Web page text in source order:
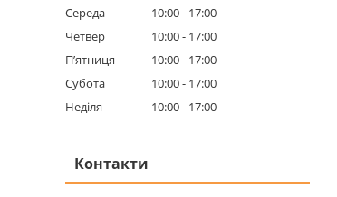
Середа
10:00
17:00
Четвер
10:00
17:00
Пʼятниця
10:00
17:00
Субота
10:00
17:00
Неділя
10:00 17:00
Контакти